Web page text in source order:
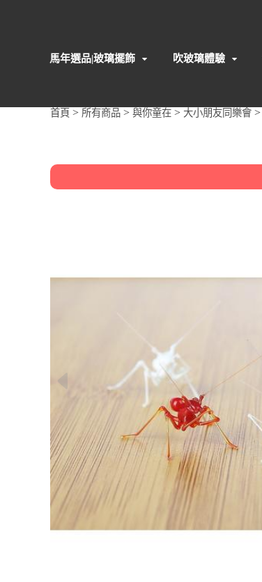
馬年選品|玻璃擺飾 吹玻璃體驗
首頁 > 所有商品 > 與你童在 > 大小朋友同樂會 >